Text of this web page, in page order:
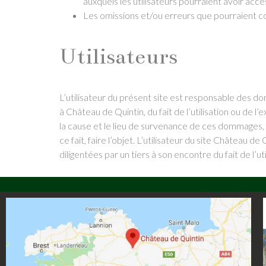
Les omissions et/ou erreurs que pourraient
Utilisateurs
L’utilisateur du présent site est responsable des
à Château de Quintin, du fait de l’utilisation ou de
la cause et le lieu de survenance de ces
ce fait, faire l’objet. L’utilisateur du site Château
diligentées par un tiers à son encontre du fait de